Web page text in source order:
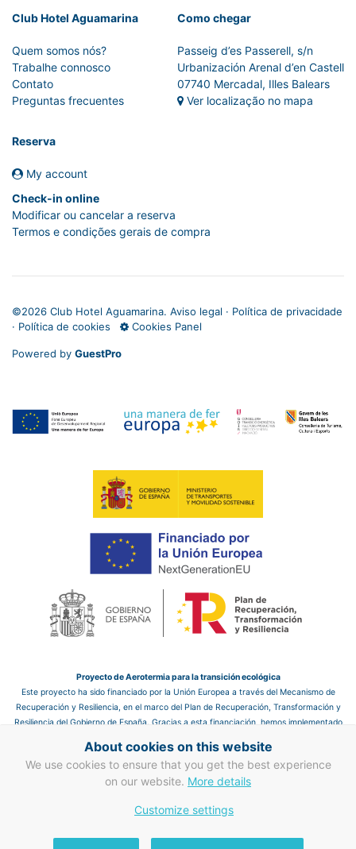
Club Hotel Aguamarina
Quem somos nós?
Trabalhe connosco
Contato
Preguntas frecuentes
Como chegar
Passeig d’es Passerell, s/n
Urbanización Arenal d’en Castell
07740 Mercadal, Illes Balears
Ver localização no mapa
Reserva
My account
Check-in online
Modificar ou cancelar a reserva
Termos e condições gerais de compra
©2026 Club Hotel Aguamarina. Aviso legal · Política de privacidade
· Política de cookies Cookies Panel
Powered by GuestPro
Proyecto de Aerotermia para la transición ecológica
Este proyecto ha sido financiado por la Unión Europea a través del Mecanismo de
Recuperación y Resiliencia, en el marco del Plan de Recuperación, Transformación y
Resiliencia del Gobierno de España. Gracias a esta financiación, hemos implementado
y reducir las emisiones de CO₂, contribuyendo así a un futuro más sostenible.
Proyecto de mejora en eficiencia energética en clima y ACS
Recuperación y Resiliencia, hemos llevado a cabo mejoras en la eficiencia energética
ecológica y la sostenibilidad, mejorando la gestión energética del hotel y
About cookies on this website
We use cookies to ensure that you get the best experience
on our website. More details
Customize settings